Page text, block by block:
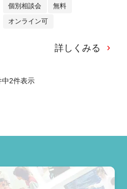
個別相談会 無料
オンライン可
詳しくみる
中2件表示